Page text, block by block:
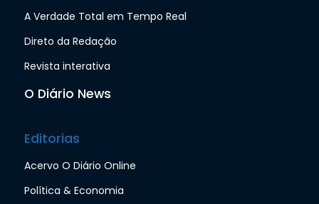
A Verdade Total em Tempo Real
Direto da Redação
Revista interativa
O Diário News
Editorias
Acervo O Diário Online
Política & Economia